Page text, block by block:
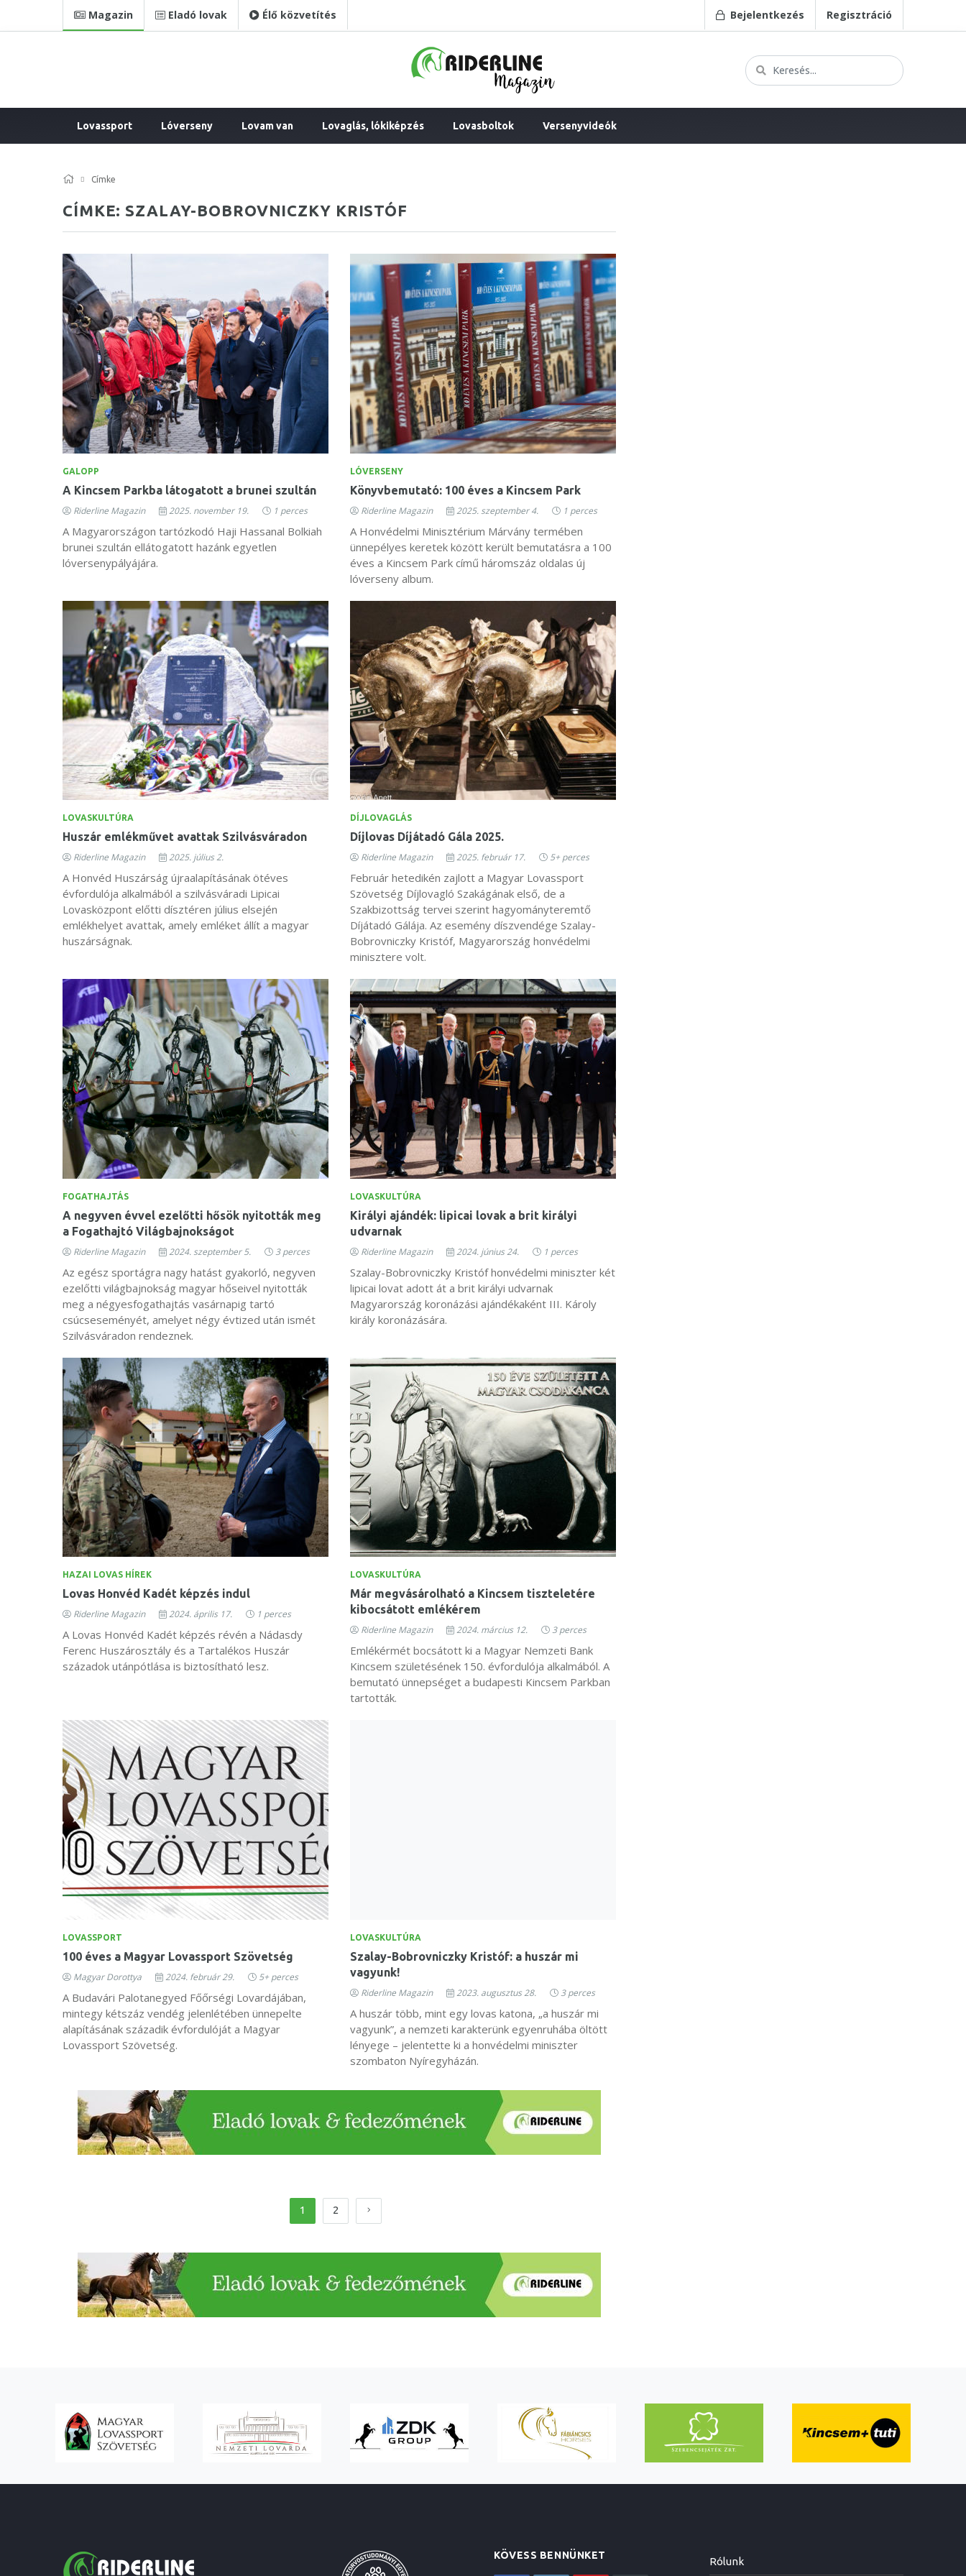
Magazin Eladó lovak Élő közvetítés Bejelentkezés Regisztráció
Lovassport Lóverseny Lovam van Lovaglás, lókiképzés Lovasboltok Versenyvideók
Címke
CÍMKE: SZALAY-BOBROVNICZKY KRISTÓF
GALOPP
A Kincsem Parkba látogatott a brunei szultán
Riderline Magazin 2025. november 19. 1 perces
A Magyarországon tartózkodó Haji Hassanal Bolkiah
brunei szultán ellátogatott hazánk egyetlen
lóversenypályájára.
LÓVERSENY
Könyvbemutató: 100 éves a Kincsem Park
Riderline Magazin 2025. szeptember 4. 1 perces
A Honvédelmi Minisztérium Márvány termében
ünnepélyes keretek között került bemutatásra a 100
éves a Kincsem Park című háromszáz oldalas új
lóverseny album.
LOVASKULTÚRA
Huszár emlékművet avattak Szilvásváradon
Riderline Magazin 2025. július 2.
A Honvéd Huszárság újraalapításának ötéves
évfordulója alkalmából a szilvásváradi Lipicai
Lovasközpont előtti dísztéren július elsején
emlékhelyet avattak, amely emléket állít a magyar
huszárságnak.
DÍJLOVAGLÁS
Díjlovas Díjátadó Gála 2025.
Riderline Magazin 2025. február 17. 5+ perces
Február hetedikén zajlott a Magyar Lovassport
Szövetség Díjlovagló Szakágának első, de a
Szakbizottság tervei szerint hagyományteremtő
Díjátadó Gálája. Az esemény díszvendége Szalay-
Bobrovniczky Kristóf, Magyarország honvédelmi
minisztere volt.
FOGATHAJTÁS
A negyven évvel ezelőtti hősök nyitották meg
a Fogathajtó Világbajnokságot
Riderline Magazin 2024. szeptember 5. 3 perces
Az egész sportágra nagy hatást gyakorló, negyven
ezelőtti világbajnokság magyar hőseivel nyitották
meg a négyesfogathajtás vasárnapig tartó
csúcseseményét, amelyet négy évtized után ismét
Szilvásváradon rendeznek.
LOVASKULTÚRA
Királyi ajándék: lipicai lovak a brit királyi
udvarnak
Riderline Magazin 2024. június 24. 1 perces
Szalay-Bobrovniczky Kristóf honvédelmi miniszter két
lipicai lovat adott át a brit királyi udvarnak
Magyarország koronázási ajándékaként III. Károly
király koronázására.
HAZAI LOVAS HÍREK
Lovas Honvéd Kadét képzés indul
Riderline Magazin 2024. április 17. 1 perces
A Lovas Honvéd Kadét képzés révén a Nádasdy
Ferenc Huszárosztály és a Tartalékos Huszár
századok utánpótlása is biztosítható lesz.
LOVASKULTÚRA
Már megvásárolható a Kincsem tiszteletére
kibocsátott emlékérem
Riderline Magazin 2024. március 12. 3 perces
Emlékérmét bocsátott ki a Magyar Nemzeti Bank
Kincsem születésének 150. évfordulója alkalmából. A
bemutató ünnepséget a budapesti Kincsem Parkban
tartották.
LOVASSPORT
100 éves a Magyar Lovassport Szövetség
Magyar Dorottya 2024. február 29. 5+ perces
A Budavári Palotanegyed Főőrségi Lovardájában,
mintegy kétszáz vendég jelenlétében ünnepelte
alapításának századik évfordulóját a Magyar
Lovassport Szövetség.
LOVASKULTÚRA
Szalay-Bobrovniczky Kristóf: a huszár mi
vagyunk!
Riderline Magazin 2023. augusztus 28. 3 perces
A huszár több, mint egy lovas katona, „a huszár mi
vagyunk”, a nemzeti karakterünk egyenruhába öltött
lényege – jelentette ki a honvédelmi miniszter
szombaton Nyíregyházán.
1 2
KÖVESS BENNÜNKET Rólunk